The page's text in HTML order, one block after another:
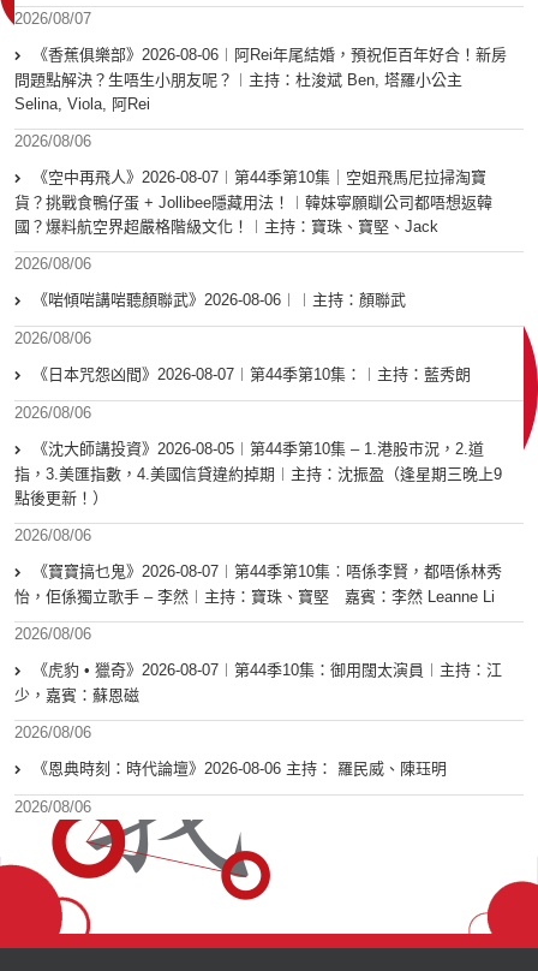
2026/08/07
《香蕉俱樂部》2026-08-06︱阿Rei年尾結婚，預祝佢百年好合！新房
問題點解決？生唔生小朋友呢？︱主持：杜浚斌 Ben, 塔羅小公主
Selina, Viola, 阿Rei
2026/08/06
《空中再飛人》2026-08-07︱第44季第10集｜空姐飛馬尼拉掃淘寶
貨？挑戰食鴨仔蛋 + Jollibee隱藏用法！︱韓妹寧願瞓公司都唔想返韓
國？爆料航空界超嚴格階級文化！︱主持：寶珠、寶堅、Jack
2026/08/06
《啱傾啱講啱聽顏聯武》2026-08-06︱︱主持：顏聯武
2026/08/06
《日本咒怨凶間》2026-08-07︱第44季第10集：︱主持：藍秀朗
2026/08/06
《沈大師講投資》2026-08-05︱第44季第10集 – 1.港股市況，2.道
指，3.美匯指數，4.美國信貸違約掉期︱主持：沈振盈（逢星期三晚上9
點後更新！）
2026/08/06
《寶寶搞乜鬼》2026-08-07︱第44季第10集︰唔係李賢，都唔係林秀
怡，佢係獨立歌手 – 李然︱主持：寶珠、寶堅 嘉賓：李然 Leanne Li
2026/08/06
《虎豹 • 獵奇》2026-08-07︱第44季10集：御用闊太演員︱主持：江
少，嘉賓：蘇恩磁
2026/08/06
《恩典時刻：時代論壇》2026-08-06 主持： 羅民威、陳珏明
2026/08/06